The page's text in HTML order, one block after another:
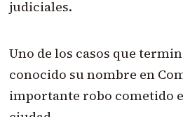
judiciales.
Uno de los casos que
conocido su nombre en
importante robo cometido